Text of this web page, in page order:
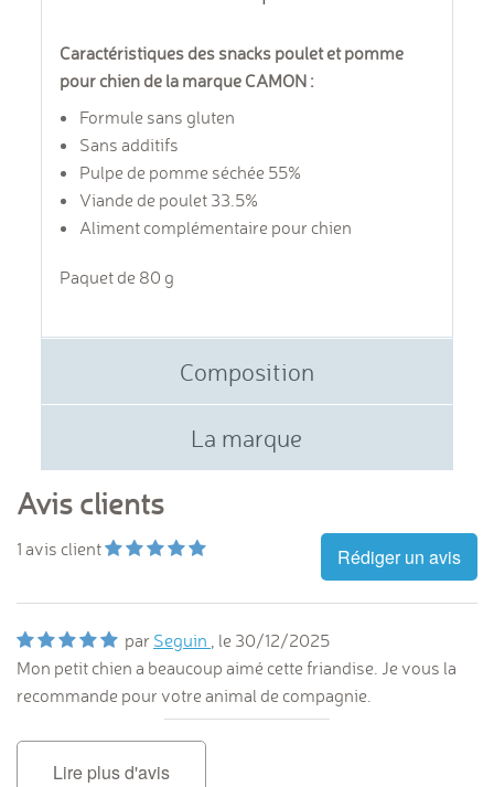
Caractéristiques des snacks poulet et pomme
pour chien de la marque CAMON :
Formule sans gluten
Sans additifs
Pulpe de pomme séchée 55%
Viande de poulet 33.5%
Aliment complémentaire pour chien
Paquet de 80 g
Composition
La marque
Avis clients
1 avis client Rédiger un avis
par Seguin , le 30/12/2025
Mon petit chien a beaucoup aimé cette friandise. Je vous la
recommande pour votre animal de compagnie.
Lire plus d'avis